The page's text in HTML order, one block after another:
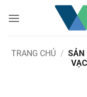
qua
TRANG CHỦ / SẢN